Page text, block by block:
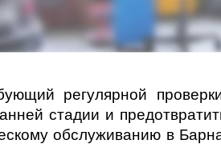
регулярной
стадии и
обслуживанию в